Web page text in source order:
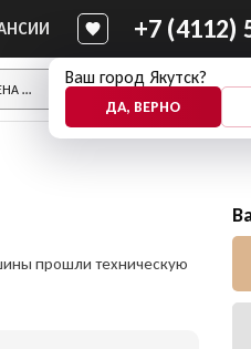
+7 (4112)
Ваш город Якутск?
ДА, ВЕРНО
прошли техническую